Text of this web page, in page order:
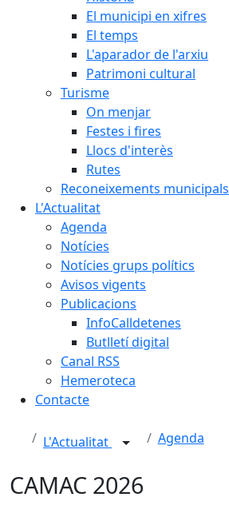
El municipi en xifres
El temps
L'aparador de l'arxiu
Patrimoni cultural
Turisme
On menjar
Festes i fires
Llocs d'interès
Rutes
Reconeixements municipals
L'Actualitat
Agenda
Notícies
Notícies grups polítics
Avisos vigents
Publicacions
InfoCalldetenes
Butlletí digital
Canal RSS
Hemeroteca
Contacte
L'Actualitat Agenda
CAMAC 2026